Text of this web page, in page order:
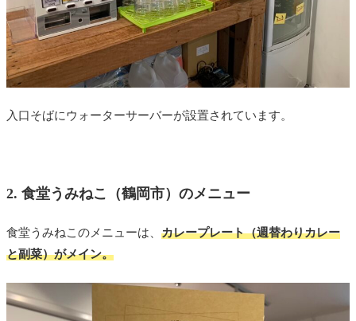
入口そばにウォーターサーバーが設置されています。
2. 食堂うみねこ（鶴岡市）のメニュー
食堂うみねこのメニューは、 カレープレート（週替わりカレー
と副菜）がメイン。